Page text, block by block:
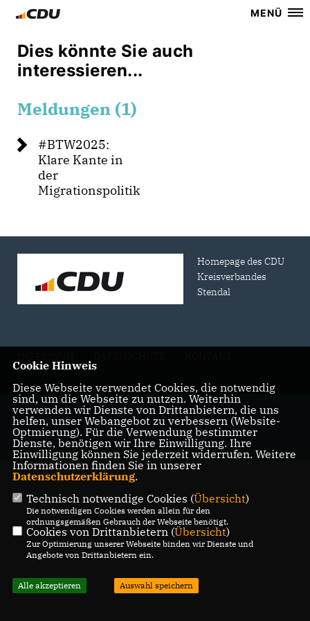
MENÜ
Dies könnte Sie auch
interessieren...
Meldungen (1)
#BTW2025:
Klare Kante in
der
Migrationspolitik
Homepage des CDU
Kreisverbandes
Stendal
@2026 CDU Kreisverband Stendal
Alle Rechte vorbehalten.
REALISATION: SHARKNESS MEDIA GMBH & CO. KG
Cookie Hinweis
Diese Webseite verwendet Cookies, die notwendig
sind, um die Webseite zu nutzen. Weiterhin
verwenden wir Dienste von Drittanbietern, die uns
helfen, unser Webangebot zu verbessern (Website-
Optmierung). Für die Verwendung bestimmter
Dienste, benötigen wir Ihre Einwilligung. Ihre
Einwilligung können Sie jederzeit widerrufen. Weitere
Informationen finden Sie in unserer
Datenschutzerklärung.
Technisch notwendige Cookies (Übersicht)
Die notwendigen Cookies werden allein für den
ordnungsgemäßen Gebrauch der Webseite benötigt.
Cookies von Drittanbietern (Übersicht)
Zur Optimierung unserer Webseite binden wir Dienste und
Angebote von Drittanbietern ein.
Alle akzeptieren Auswahl speichern